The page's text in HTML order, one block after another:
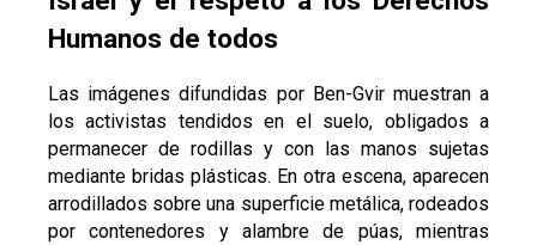
Humanos de todos
Las imágenes difundidas por Ben-Gvir muestran a
los activistas tendidos en el suelo, obligados a
permanecer de rodillas y con las manos sujetas
mediante bridas plásticas. En otra escena, aparecen
arrodillados sobre una superficie metálica, rodeados
por contenedores y alambre de púas, mientras